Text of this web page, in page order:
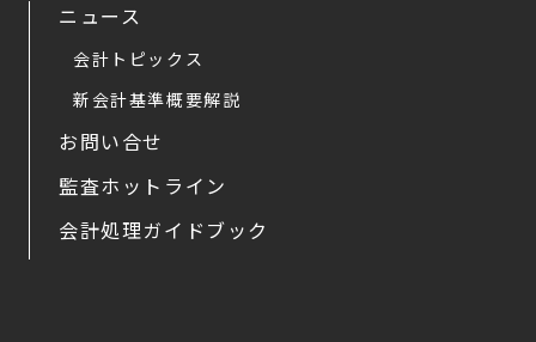
ニュース
会計トピックス
新会計基準概要解説
お問い合せ
監査ホットライン
会計処理ガイドブック